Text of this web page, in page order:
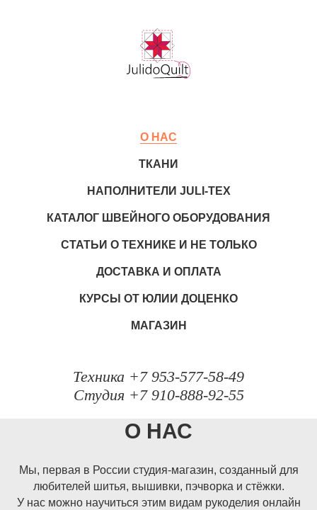
О НАС
ТКАНИ
НАПОЛНИТЕЛИ JULI-TEX
КАТАЛОГ ШВЕЙНОГО ОБОРУДОВАНИЯ
СТАТЬИ О ТЕХНИКЕ И НЕ ТОЛЬКО
ДОСТАВКА И ОПЛАТА
КУРСЫ ОТ ЮЛИИ ДОЦЕНКО
МАГАЗИН
Техника +7 953-577-58-49
Студия +7 910-888-92-55
О НАС
Мы, первая в России студия-магазин, созданный для
любителей шитья, вышивки, пэчворка и стёжки.
У нас можно научиться этим видам рукоделия онлайн